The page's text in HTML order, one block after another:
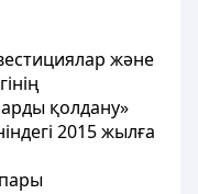
және
қолдану»
2015 жылға